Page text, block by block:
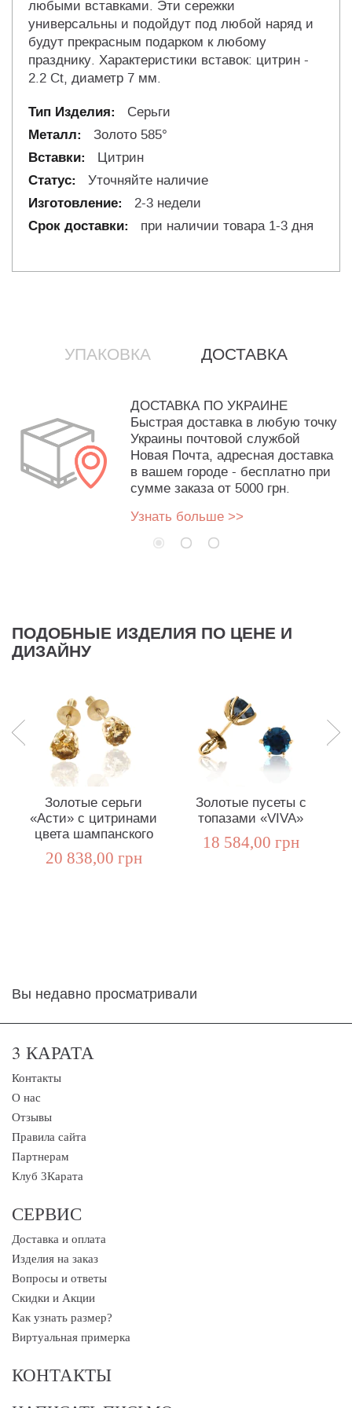
любыми вставками. Эти сережки
универсальны и подойдут под любой наряд и
будут прекрасным подарком к любому
празднику. Характеристики вставок: цитрин -
2.2 Ct, диаметр 7 мм.
Серьги
Золото 585°
Цитрин
Уточняйте наличие
2-3 недели
при наличии товара 1-3 дня
УПАКОВКА ДОСТАВКА
ДОСТАВКА ПО УКРАИНЕ
Быстрая доставка в любую точку
Украины почтовой службой
Новая Почта, адресная доставка
в вашем городе - бесплатно при
сумме заказа от 5000 грн.
Узнать больше >>
ПОДОБНЫЕ ИЗДЕЛИЯ ПО ЦЕНЕ И
ДИЗАЙНУ
Золотые серьги
«Асти» с цитринами
цвета шампанского
20 838,00 грн
Золотые пусеты с
топазами «VIVA»
18 584,00 грн
Вы недавно просматривали
3 КАРАТА
Контакты
О нас
Отзывы
Правила сайта
Партнерам
Клуб 3Карата
СЕРВИС
Доставка и оплата
Изделия на заказ
Вопросы и ответы
Скидки и Акции
Как узнать размер?
Виртуальная примерка
КОНТАКТЫ